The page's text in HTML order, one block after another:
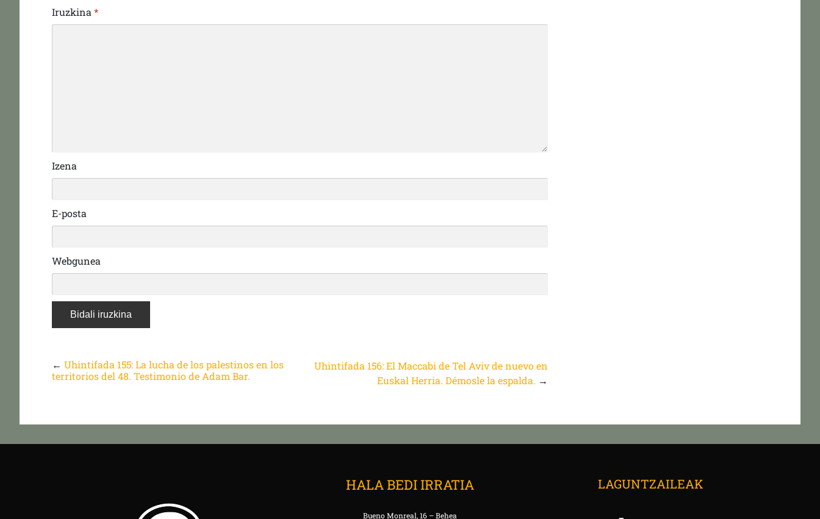
Iruzkina*
Izena
E-posta
Webgunea
←Uhintifada 155: La lucha de los palestinos en los
territorios del 48. Testimonio de Adam Bar.
Uhintifada 156: El Maccabi de Tel Aviv de nuevo en
Euskal Herria. Démosle la espalda. →
HALA BEDI IRRATIA
Bueno Monreal, 16 – Behea
LAGUNTZAILEAK